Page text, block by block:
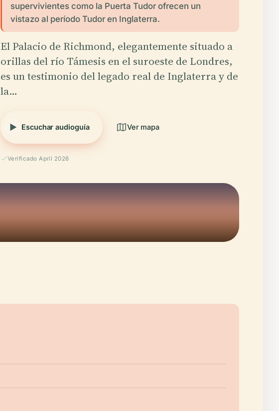
supervivientes como la Puerta Tudor ofrecen un
vistazo al período Tudor en Inglaterra.
El Palacio de Richmond, elegantemente situado a
orillas del río Támesis en el suroeste de Londres,
es un testimonio del legado real de Inglaterra y de
la…
Escuchar audioguía Ver mapa
Verificado April 2026